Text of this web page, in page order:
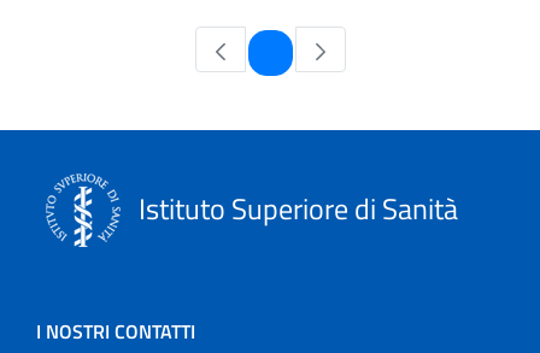
Pagina
Istituto Superiore di Sanità
I NOSTRI CONTATTI